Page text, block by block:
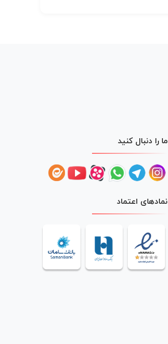
ما را دنبال کنید
نمادهای اعتماد